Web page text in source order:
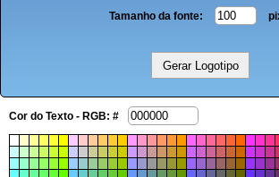
Tamanho da fonte:
Cor do Texto - RGB: #